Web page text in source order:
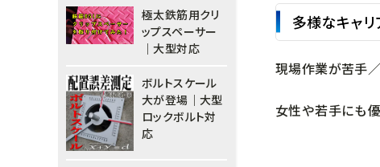
多様なキャ
現場作業が苦手
女性や若手にも
極太鉄筋用クリ
ップスペーサー
｜大型対応
ボルトスケール
大が登場｜大型
ロックボルト対
応